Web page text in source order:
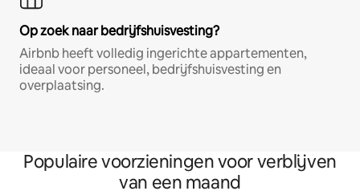
Op zoek naar bedrijfshuisvesting?
Airbnb heeft volledig ingerichte appartementen,
ideaal voor personeel, bedrijfshuisvesting en
overplaatsing.
Populaire voorzieningen voor verblijven
van een maand